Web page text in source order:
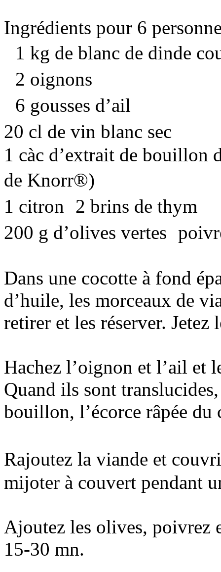
Ingrédients pour 6
1 kg de blanc de dinde
2 oignons
6 gousses d’ail
20 cl de vin blanc sec
1 càc d’extrait de bouillon
de Knorr®)
1 citron 2 brins de thym
200 g d’olives vertes
Dans une cocotte à fond
d’huile, les morceaux de
retirer et les réserver. Jetez
Hachez l’oignon et l’ail et
Quand ils sont
bouillon, l’écorce râpée
Rajoutez la viande et
mijoter à couvert pendant
Ajoutez les olives, poivrez
15-30 mn.